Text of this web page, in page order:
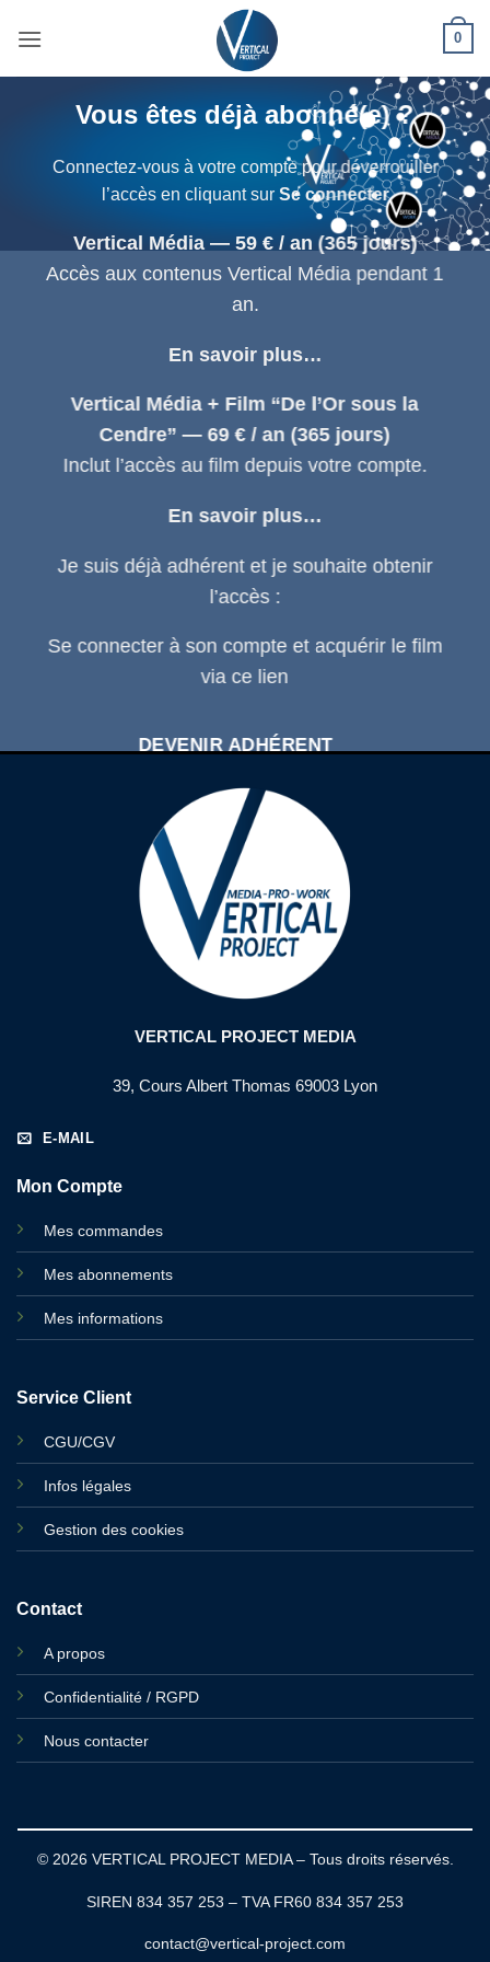
0
Vous êtes déjà abonné(e) ?
Connectez-vous à votre compte pour déverrouiller
l’accès en cliquant sur Se connecter
Vertical Média — 59 € / an (365 jours)
Accès aux contenus Vertical Média pendant 1
an.
En savoir plus…
Vertical Média + Film “De l’Or sous la
Cendre” — 69 € / an (365 jours)
Inclut l’accès au film depuis votre compte.
En savoir plus…
Je suis déjà adhérent et je souhaite obtenir
l’accès :
Se connecterà son compte et acquérir le film
via ce lien
DEVENIR ADHÉRENT
SE CONNECTER À SON COMPTE
D'ADHÉRENT
VERTICAL PROJECT MEDIA
39, Cours Albert Thomas 69003 Lyon
E-MAIL
Mon Compte
Mes commandes
Mes abonnements
Mes informations
Service Client
CGU/CGV
Infos légales
Gestion des cookies
Contact
A propos
Confidentialité / RGPD
Nous contacter
© 2026 VERTICAL PROJECT MEDIA – Tous droits réservés.
SIREN 834 357 253 – TVA FR60 834 357 253
contact@vertical-project.com